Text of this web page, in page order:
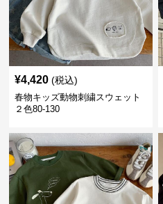
¥4,420 (税込)
春物キッズ動物刺繍スウェット
２色80-130